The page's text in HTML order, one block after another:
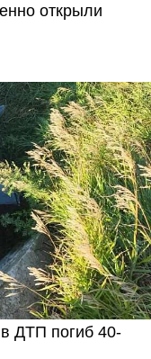
открыли
ДТП погиб 40-